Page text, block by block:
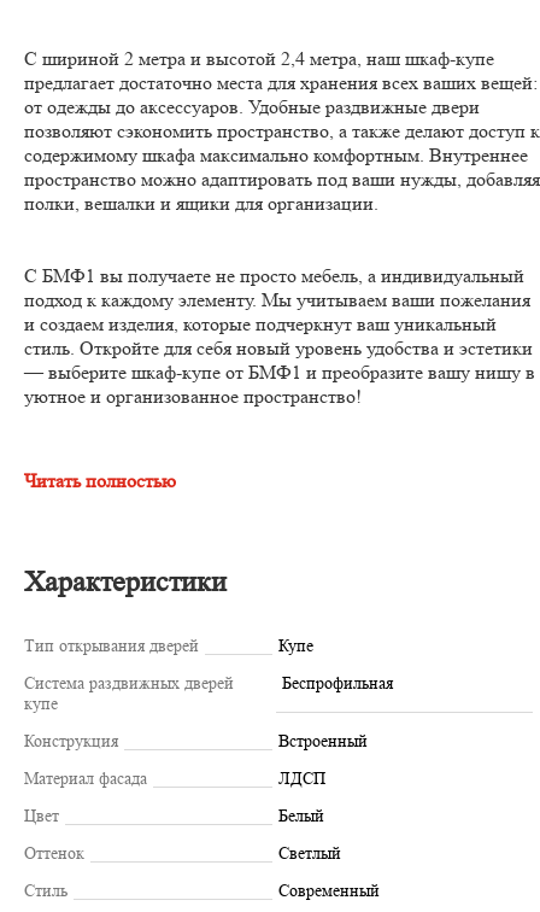
С шириной 2 метра и высотой 2,4 метра, наш шкаф-купе
предлагает достаточно места для хранения всех ваших вещей:
от одежды до аксессуаров. Удобные раздвижные двери
позволяют сэкономить пространство, а также делают доступ к
содержимому шкафа максимально комфортным. Внутреннее
пространство можно адаптировать под ваши нужды, добавляя
полки, вешалки и ящики для организации.
С БМФ1 вы получаете не просто мебель, а индивидуальный
подход к каждому элементу. Мы учитываем ваши пожелания
и создаем изделия, которые подчеркнут ваш уникальный
стиль. Откройте для себя новый уровень удобства и эстетики
— выберите шкаф-купе от БМФ1 и преобразите вашу нишу в
уютное и организованное пространство!
Читать полностью
Характеристики
Тип открывания дверей
Купе
Система раздвижных дверей
купе
Беспрофильная
Конструкция
Встроенный
Материал фасада
ЛДСП
Цвет
Белый
Оттенок
Светлый
Стиль
Современный